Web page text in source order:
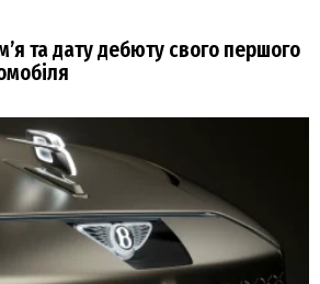
та дату дебюту свого першого